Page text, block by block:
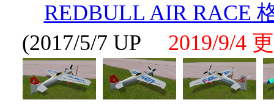
REDBULL AIR RACE
(2017/5/7 UP 2019/9/4